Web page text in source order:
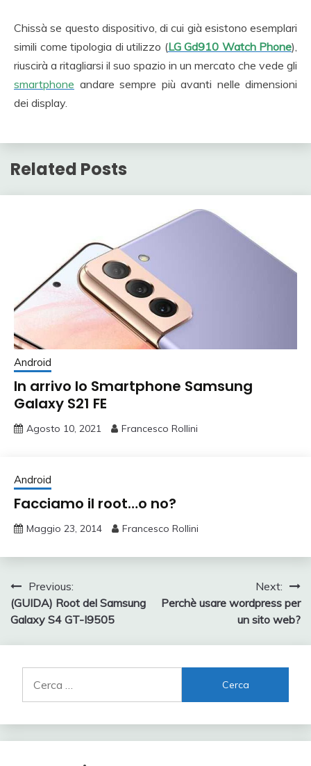
Chissà se questo dispositivo, di cui già esistono esemplari
simili come tipologia di utilizzo (LG Gd910 Watch Phone),
riuscirà a ritagliarsi il suo spazio in un mercato che vede gli
smartphone andare sempre più avanti nelle dimensioni
dei display.
Related Posts
Android
In arrivo lo Smartphone Samsung
Galaxy S21 FE
Agosto 10, 2021 Francesco Rollini
Android
Facciamo il root…o no?
Maggio 23, 2014 Francesco Rollini
Navigazione
articoli
Previous:
(GUIDA) Root del Samsung
Galaxy S4 GT-I9505
Next:
Perchè usare wordpress per
un sito web?
per: